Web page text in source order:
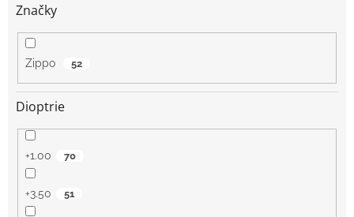
Značky
Zippo 52
Dioptrie
+1.00 70
+3.50 51